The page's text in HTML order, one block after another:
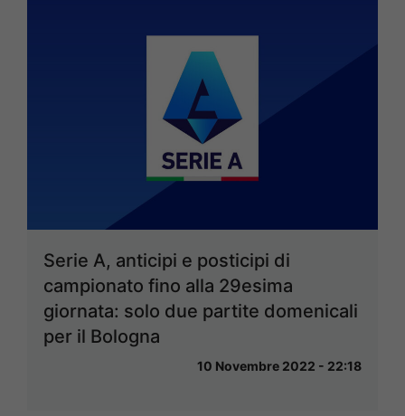
Serie A, anticipi e posticipi di
campionato fino alla 29esima
giornata: solo due partite domenicali
per il Bologna
10 Novembre 2022 - 22:18